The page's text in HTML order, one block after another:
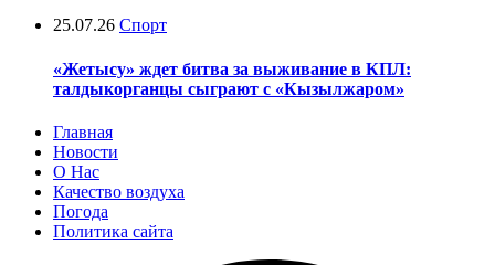
25.07.26 Спорт
«Жетысу» ждет битва за выживание в КПЛ:
талдыкорганцы сыграют с «Кызылжаром»
Главная
Новости
О Нас
Качество воздуха
Погода
Политика сайта